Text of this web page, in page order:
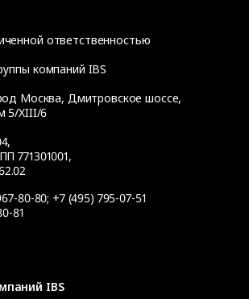
ответственностью
компаний IBS
Москва, Дмитровское шоссе,
5/XIII/6
771301001,
80-80; +7 (495) 795-07-51
81
IBS